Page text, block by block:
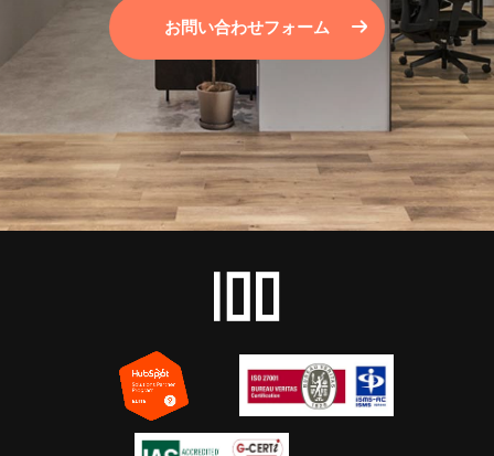
お問い合わせフォーム